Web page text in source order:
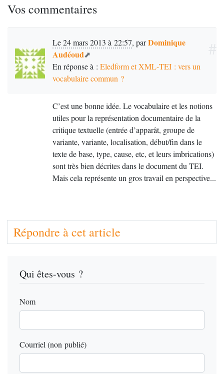
Vos commentaires
Le 24 mars 2013 à 22:57, parDominique
Audéoud
En réponse à : Eledform etXML-TEI : vers un
vocabulaire commun ?
C’est une bonne idée. Le vocabulaire et les notions
utiles pour la représentation documentaire de la
critique textuelle (entrée d’apparât, groupe de
variante, variante, localisation, début/fin dans le
texte de base, type, cause, etc, et leurs imbrications)
sont très bien décrites dans le document du TEI.
Mais cela représente un gros travail en perspective...
Répondre à cet article
Qui êtes-vous ?
Nom
Courriel (non publié)